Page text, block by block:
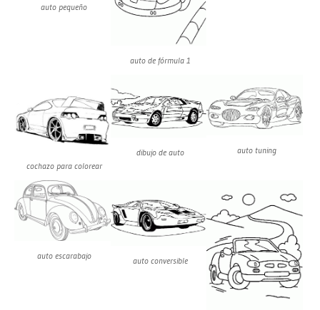
auto pequeño
auto de fórmula 1
cochazo para colorear
dibujo de auto auto tuning
auto escarabajo auto conversible